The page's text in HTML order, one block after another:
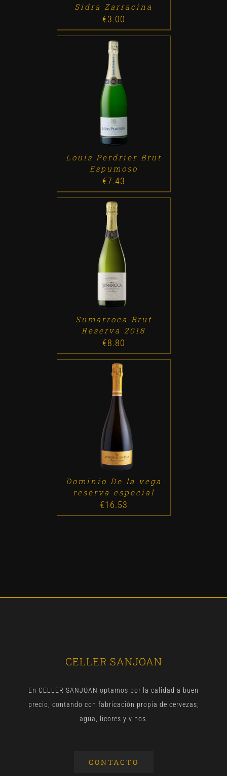
Sidra Zarracina
€3.00
ADD TO CART
Louis Perdrier Brut
Espumoso
€7.43
ADD TO CART
Sumarroca Brut
Reserva 2018
€8.80
ADD TO CART / DETALLES
Dominio De la vega
reserva especial
€16.53
CELLER SANJOAN
En CELLER SANJOAN optamos por la calidad a buen
precio, contando con fabricación propia de cervezas,
agua, licores y vinos.
CONTACTO